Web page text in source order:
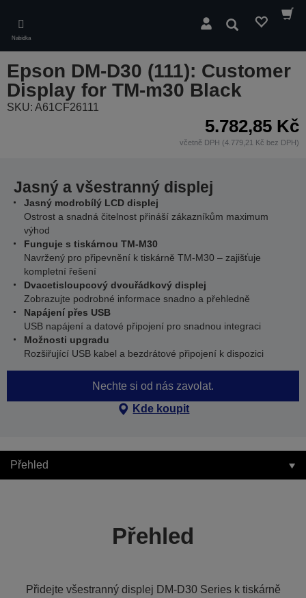
main
content
Nabídka
Hledat
Epson DM-D30 (111): Customer
Display for TM-m30 Black
SKU: A61CF26111
5.782,85 Kč
včetně DPH (4.779,21 Kč bez DPH)
Jasný a všestranný displej
Jasný modrobílý LCD displej
Ostrost a snadná čitelnost přináší zákazníkům maximum
výhod
Funguje s tiskárnou TM-M30
Navržený pro připevnění k tiskárně TM-M30 – zajišťuje
kompletní řešení
Dvacetisloupcový dvouřádkový displej
Zobrazujte podrobné informace snadno a přehledně
Napájení přes USB
USB napájení a datové připojení pro snadnou integraci
Možnosti upgradu
Rozšiřující USB kabel a bezdrátové připojení k dispozici
Nechte si od nás zavolat.
Kde koupit
Přehled
Přehled
Přidejte všestranný displej DM-D30 Series k tiskárně